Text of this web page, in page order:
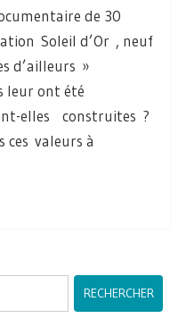
de 30
Soleil d’Or , neuf
d’ailleurs »
leur ont été
elles construites ?
valeurs à